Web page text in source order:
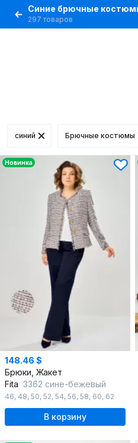
Синие брючные
297 товаров
синий Брючные костюмы
Новинка
148.46 $
Брюки, Жакет
Fita 3362 сине-бежевый
46, 48, 50, 52, 54, 56, 58, 60, 62
В корзину